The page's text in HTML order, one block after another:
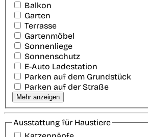
Balkon
Garten
Terrasse
Gartenmöbel
Sonnenliege
Sonnenschutz
E-Auto Ladestation
Parken auf dem Grundstück
Parken auf der Straße
Mehr anzeigen
Ausstattung für Haustiere